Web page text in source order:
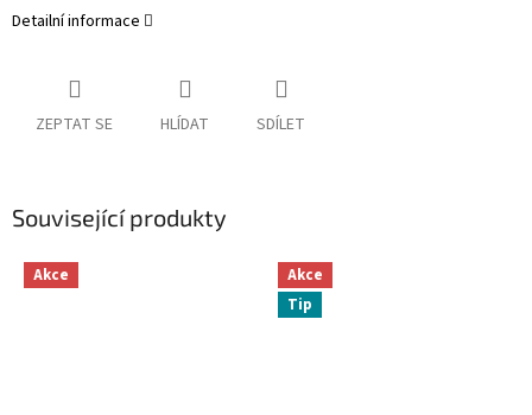
Detailní informace
ZEPTAT SE HLÍDAT SDÍLET
Související produkty
Akce
Akce
Tip